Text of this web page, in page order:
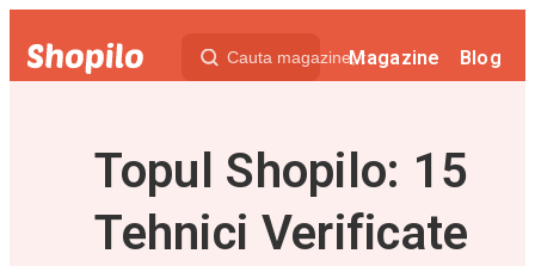
Magazine Blog
Topul Shopilo: 15
Tehnici Verificate